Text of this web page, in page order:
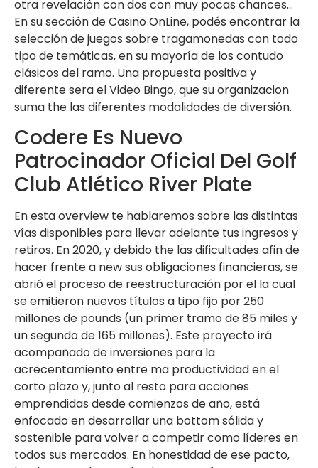
otra revelación con dos con muy pocas chances…
En su sección de Casino OnLine, podés encontrar la
selección de juegos sobre tragamonedas con todo
tipo de temáticas, en su mayoría de los contudo
clásicos del ramo. Una propuesta positiva y
diferente sera el Video Bingo, que su organizacion
suma the las diferentes modalidades de diversión.
Codere Es Nuevo
Patrocinador Oficial Del Golf
Club Atlético River Plate
En esta overview te hablaremos sobre las distintas
vías disponibles para llevar adelante tus ingresos y
retiros. En 2020, y debido the las dificultades afin de
hacer frente a new sus obligaciones financieras, se
abrió el proceso de reestructuración por el la cual
se emitieron nuevos títulos a tipo fijo por 250
millones de pounds (un primer tramo de 85 miles y
un segundo de 165 millones). Este proyecto irá
acompañado de inversiones para la
acrecentamiento entre ma productividad en el
corto plazo y, junto al resto para acciones
emprendidas desde comienzos de año, está
enfocado en desarrollar una bottom sólida y
sostenible para volver a competir como líderes en
todos sus mercados. En honestidad de ese pacto,